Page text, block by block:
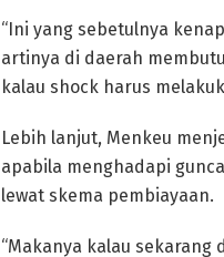
“Ini yang sebetulnya
artinya di daerah
kalau shock harus
Lebih lanjut, Menkeu
apabila menghadapi
lewat skema pembiayaan.
“Makanya kalau sekarang